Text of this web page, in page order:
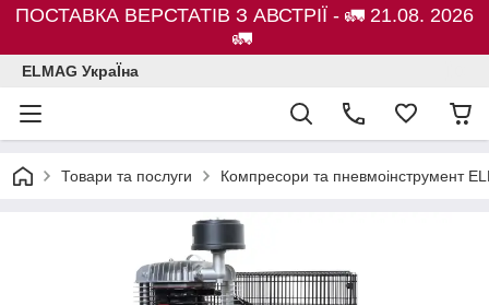
ПОСТАВКА ВЕРСТАТІВ З АВСТРІЇ - 🚛 21.08. 2026
🚛
ELMAG УкраЇна
Товари та послуги Компресори та пневмоінструмент